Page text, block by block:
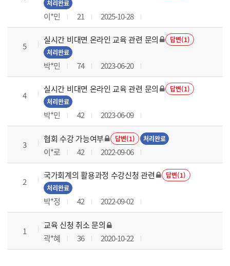
처리완료
이*민 21 2025-10-28
5
실시간 비대면 온라인 교육 관련 문의
답변(1)
처리완료
박*민 74 2023-06-20
4
실시간 비대면 온라인 교육 관련 문의
답변(1)
처리완료
박*민 42 2023-06-09
3
협회 수강 가능여부 답변(1) 처리완료
이*로 42 2022-09-06
2
국가회계의 활용과정 수강신청 관련
답변(1)
처리완료
박*정 42 2022-09-02
1
교육 신청 취소 문의
곽*혜
36 2020-10-22